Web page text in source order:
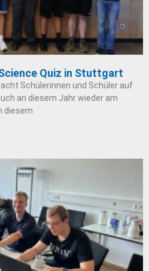
Quiz in Stuttgart
Schülerinnen und Schüler auf
an diesem Jahr wieder am
diesem